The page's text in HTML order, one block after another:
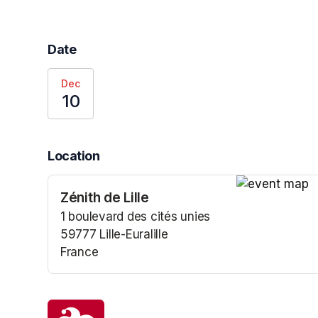
Date
Dec
10
Location
Zénith de Lille
1 boulevard des cités unies
59777 Lille-Euralille
France